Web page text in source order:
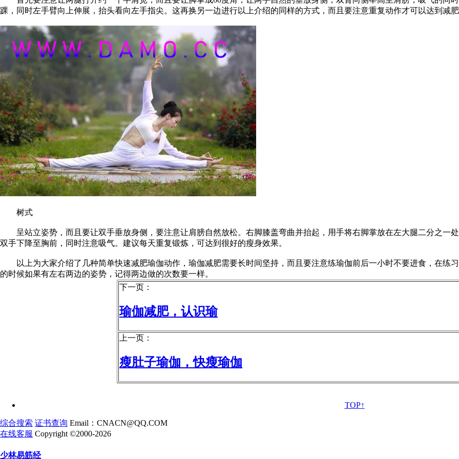
踝，同时左手臂向上伸展，抬头看向左手指尖。这再换另一边进行以上介绍的同样的方式，而且要注意重复动作才可以达到减
树式
呈站立姿势，而且要让双手垂放身侧，要注意让肩膀自然放松。右脚膝盖弯曲并抬起，用手将右脚掌放在左大腿二分之一
双手下降至胸前，同时注意吸气。建议每天重复锻炼，可达到很好的瘦身效果。
以上为大家介绍了几种简单快速减肥瑜伽动作，瑜伽减肥需要长时间坚持，而且要注意练瑜伽前后一小时不要进食，在练
的时候如果有左右两边的姿势，记得两边做的次数要一样。
下一页：
瑜伽减肥，认识瑜
上一页：
瘦肚子瑜伽，快瘦瑜伽
TOP↑
综合搜索 证书查询 Email：CNACN@QQ.COM
在线客服 Copyright ©2000-2026
少林易筋经